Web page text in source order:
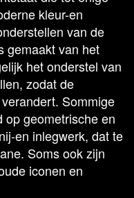
kleur-en
van de
gemaakt van het
het onderstel van
zodat de
Sommige
op geometrische en
en inlegwerk, dat te
Soms ook zijn
iconen en